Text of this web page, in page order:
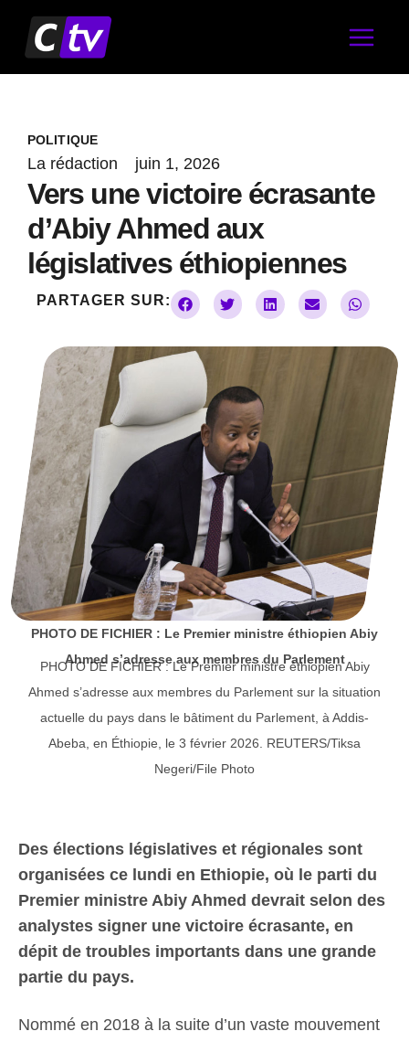
contenu
POLITIQUE
La rédaction juin 1, 2026
Vers une victoire écrasante
d’Abiy Ahmed aux
législatives éthiopiennes
PARTAGER SUR:
PHOTO DE FICHIER : Le Premier ministre éthiopien Abiy
Ahmed s’adresse aux membres du Parlement
PHOTO DE FICHIER : Le Premier ministre éthiopien Abiy
Ahmed s’adresse aux membres du Parlement sur la situation
actuelle du pays dans le bâtiment du Parlement, à Addis-
Abeba, en Éthiopie, le 3 février 2026. REUTERS/Tiksa
Negeri/File Photo
Des élections législatives et régionales sont
organisées ce lundi en Ethiopie, où le parti du
Premier ministre Abiy Ahmed devrait selon des
analystes signer une victoire écrasante, en
dépit de troubles importants dans une grande
partie du pays.
Nommé en 2018 à la suite d’un vaste mouvement